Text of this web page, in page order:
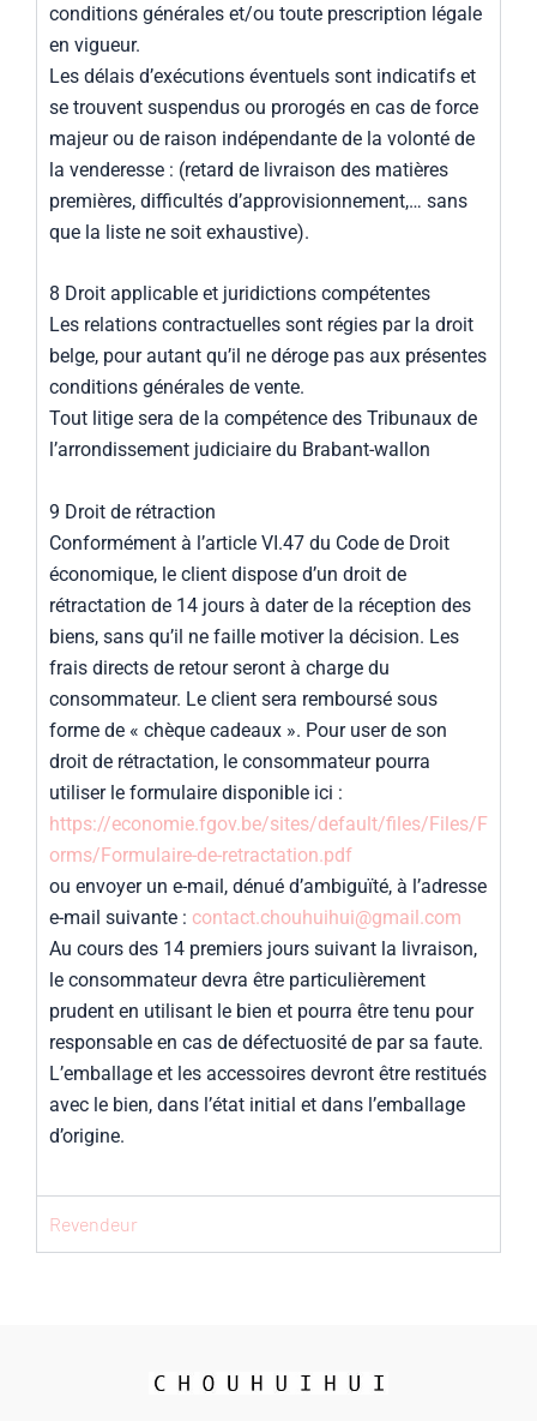
conditions générales et/ou toute prescription légale
en vigueur.
Les délais d’exécutions éventuels sont indicatifs et
se trouvent suspendus ou prorogés en cas de force
majeur ou de raison indépendante de la volonté de
la venderesse : (retard de livraison des matières
premières, difficultés d’approvisionnement,… sans
que la liste ne soit exhaustive).
8 Droit applicable et juridictions compétentes
Les relations contractuelles sont régies par la droit
belge, pour autant qu’il ne déroge pas aux présentes
conditions générales de vente.
Tout litige sera de la compétence des Tribunaux de
l’arrondissement judiciaire du Brabant-wallon
9 Droit de rétraction
Conformément à l’article VI.47 du Code de Droit
économique, le client dispose d’un droit de
rétractation de 14 jours à dater de la réception des
biens, sans qu’il ne faille motiver la décision. Les
frais directs de retour seront à charge du
consommateur. Le client sera remboursé sous
forme de « chèque cadeaux ». Pour user de son
droit de rétractation, le consommateur pourra
utiliser le formulaire disponible ici :
https://economie.fgov.be/sites/default/files/Files/F
orms/Formulaire-de-retractation.pdf
ou envoyer un e-mail, dénué d’ambiguïté, à l’adresse
e-mail suivante : contact.chouhuihui@gmail.com
Au cours des 14 premiers jours suivant la livraison,
le consommateur devra être particulièrement
prudent en utilisant le bien et pourra être tenu pour
responsable en cas de défectuosité de par sa faute.
L’emballage et les accessoires devront être restitués
avec le bien, dans l’état initial et dans l’emballage
d’origine.
Revendeur